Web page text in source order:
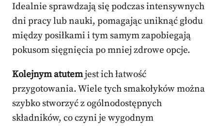
Idealnie sprawdzają się podczas intensywnych
dni pracy lub nauki, pomagając uniknąć głodu
między posiłkami i tym samym zapobiegają
pokusom sięgnięcia po mniej zdrowe opcje.
Kolejnym atutemjest ich łatwość
przygotowania. Wiele tych smakołyków można
szybko stworzyć z ogólnodostępnych
składników, co czyni je wygodnym